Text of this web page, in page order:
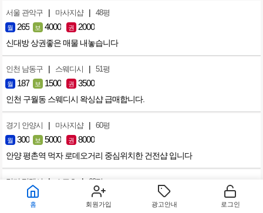
서울 관악구 | 마사지샵 | 48평
월 265 보 4000 권 2000
신대방 상권좋은 매물 내놓습니다
인천 남동구 | 스웨디시 | 51평
월 187 보 1500 권 3500
인천 구월동 스웨디시 왁싱샵 급매합니다.
경기 안양시 | 마사지샵 | 60평
월 300 보 5000 권 8000
안양 평촌역 먹자 로데오거리 중심위치한 건전샵 입니다
경기 평택시 | 스포츠 | 60평
304 보 5000
홈 회원가입 광고안내 로그인